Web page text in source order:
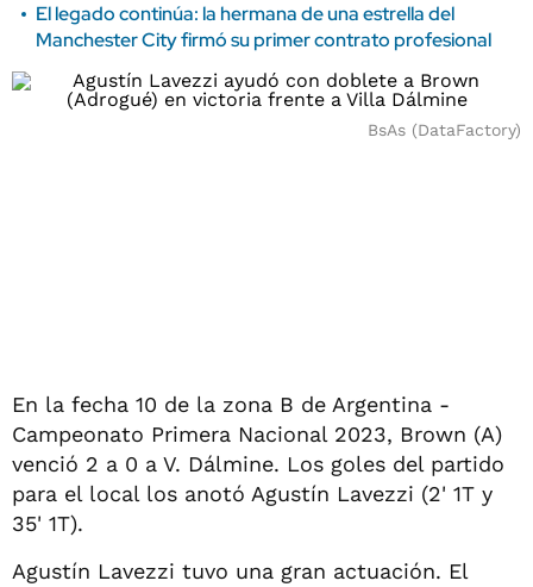
El legado continúa: la hermana de una estrella del
Manchester City firmó su primer contrato profesional
BsAs (DataFactory)
En la fecha 10 de la zona B de Argentina -
Campeonato Primera Nacional 2023, Brown (A)
venció 2 a 0 a V. Dálmine. Los goles del partido
para el local los anotó Agustín Lavezzi (2' 1T y
35' 1T).
Agustín Lavezzi tuvo una gran actuación. El